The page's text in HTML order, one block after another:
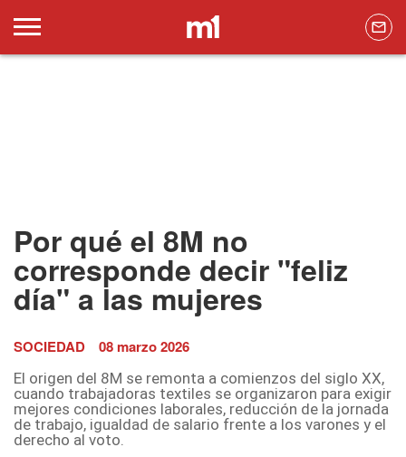
Por qué el 8M no
corresponde decir "feliz
día" a las mujeres
SOCIEDAD 08 marzo 2026
El origen del 8M se remonta a comienzos del siglo XX,
cuando trabajadoras textiles se organizaron para exigir
mejores condiciones laborales, reducción de la jornada
de trabajo, igualdad de salario frente a los varones y el
derecho al voto.